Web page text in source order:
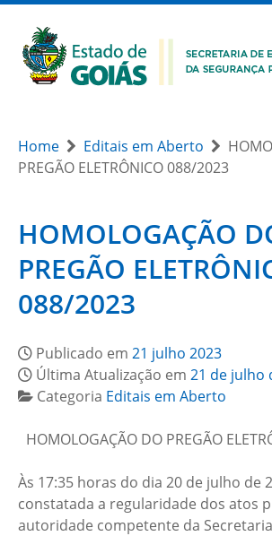
Home Editais em Aberto
PREGÃO ELETRÔNICO 088/2023
HOMOLOGAÇÃO
PREGÃO
088/2023
Publicado em 21 julho 2023
Última Atualização em 21 de julho
Categoria Editais em Aberto
HOMOLOGAÇÃO DO PREGÃO
Às 17:35 horas do dia 20 de julho de
constatada a regularidade dos atos
autoridade competente da